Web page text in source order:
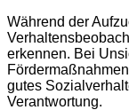
Während der
erkennen. Bei
gutes
Verantwortung.